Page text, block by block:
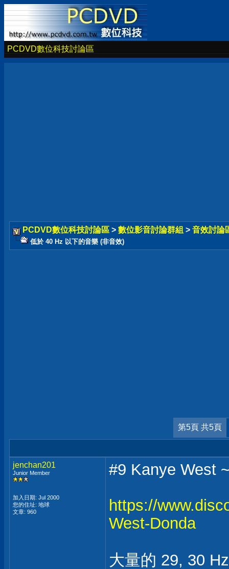
PCDVD數位科技討論區
PCDVD數位科技討論區 > 數位影音討論群組 > 音效討論
低於 40 Hz 以下的音樂 (非音效)
第5頁 共5頁
jenchan201
Junior Member
加入日期: Jul 2000
您的住址: 地球
文章: 960
#9 Kanye West
https://
West-Donda
大量的 29, 30